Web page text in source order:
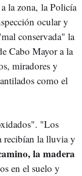
la zona, la Policía
ocular y
conservada" la
Cabo Mayor a la
miradores y
como el
"Los
recibían la lluvia y
la madera
en el suelo y